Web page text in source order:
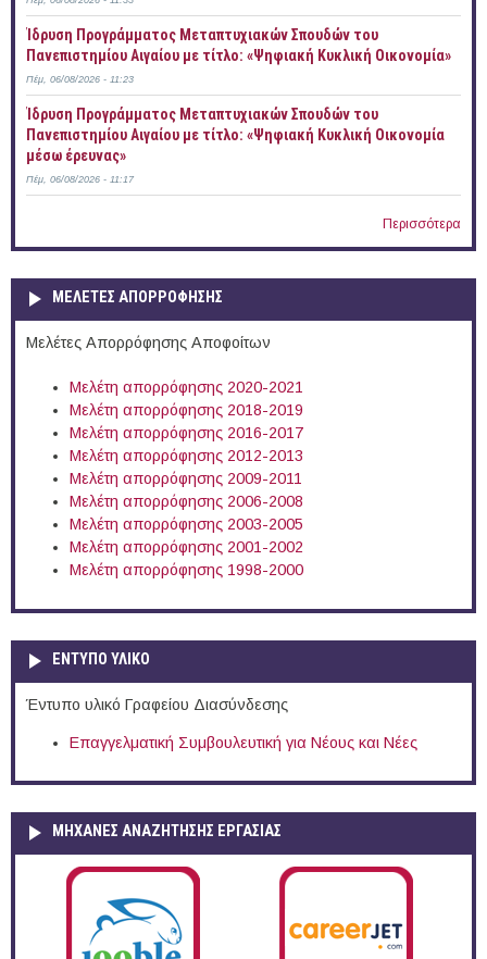
Ίδρυση Προγράμματος Μεταπτυχιακών Σπουδών του
Πανεπιστημίου Αιγαίου με τίτλο: «Ψηφιακή Κυκλική Οικονομία»
Πέμ, 06/08/2026 - 11:23
Ίδρυση Προγράμματος Μεταπτυχιακών Σπουδών του
Πανεπιστημίου Αιγαίου με τίτλο: «Ψηφιακή Κυκλική Οικονομία
μέσω έρευνας»
Πέμ, 06/08/2026 - 11:17
Περισσότερα
ΜΕΛΕΤΕΣ ΑΠΟΡΡΟΦΗΣΗΣ
Μελέτες Απορρόφησης Αποφοίτων
Μελέτη απορρόφησης 2020-2021
Μελέτη απορρόφησης 2018-2019
Μελέτη απορρόφησης 2016-2017
Μελέτη απορρόφησης 2012-2013
Μελέτη απορρόφησης 2009-2011
Μελέτη απορρόφησης 2006-2008
Μελέτη απορρόφησης 2003-2005
Μελέτη απορρόφησης 2001-2002
Μελέτη απορρόφησης 1998-2000
ΕΝΤΥΠΟ ΥΛΙΚΟ
Έντυπο υλικό Γραφείου Διασύνδεσης
Επαγγελματική Συμβουλευτική για Νέους και Νέες
ΜΗΧΑΝΕΣ ΑΝΑΖΗΤΗΣΗΣ ΕΡΓΑΣΙΑΣ